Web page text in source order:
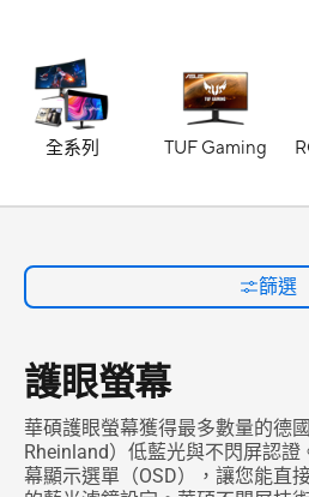
全系列 TUF Gaming
篩選
護眼螢幕
華碩護眼螢幕獲得最多數量的德
Rheinland）低藍光與不閃屏認
幕顯示選單（OSD），讓您能直